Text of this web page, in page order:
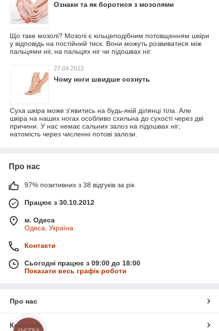
Ознаки та як боротися з мозолями
Що таке мозолі? Мозолі є кільцеподібним потовщенням шкіри
у відповідь на постійний тиск. Вони можуть розвиватися між
пальцями ніг, на пальцях ніг чи підошвах ніг.
27.04.2022
Чому ноги швидше сохнуть
Суха шкіра може з'явитись на будь-якій ділянці тіла. Але
шкіра на наших ногах особливо схильна до сухості через дві
причини. У нас немає сальних залоз на підошвах ніг;
натомість через численні потові залози.
Про нас
97% позитивних з 38 відгуків за рік
Працює з 30.10.2012
м. Одеса
Одеса, Україна
Контакти
Сьогодні працює з 09:00 до 18:00
Показати весь графік роботи
Про нас
Контакти